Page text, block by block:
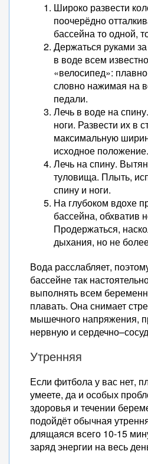
Широко развести
поочерёдно
бассейна то одной,
Держаться руками
в воде всем
«велосипед»:
словно нажимая на
педали.
Лечь в воде на
ноги. Развести их в
максимальную
исходное положение.
Лечь на спину.
туловища. Плыть,
спину и ноги.
На глубоком вдохе
бассейна, обхватив
Продержаться,
дыхания, но не
Вода расслабляет,
бассейне так
выполнять всем
плавать. Она снимает
мышечного напряжения,
нервную и
Утренняя
Если фитбола у вас нет,
умеете, да и особых
здоровья и течении
подойдёт обычная
длящаяся всего 10-15
заряд энергии на весь